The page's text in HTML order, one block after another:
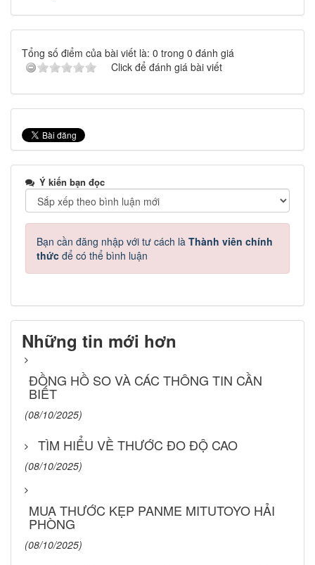
Tổng số điểm của bài viết là: 0 trong 0 đánh giá
Click để đánh giá bài viết
Ý kiến bạn đọc
Bạn cần đăng nhập với tư cách là Thành viên chính
thức để có thể bình luận
Những tin mới hơn
ĐỒNG HỒ SO VÀ CÁC THÔNG TIN CẦN
BIẾT
(08/10/2025)
TÌM HIỂU VỀ THƯỚC ĐO ĐỘ CAO
(08/10/2025)
MUA THƯỚC KẸP PANME MITUTOYO HẢI
PHÒNG
(08/10/2025)